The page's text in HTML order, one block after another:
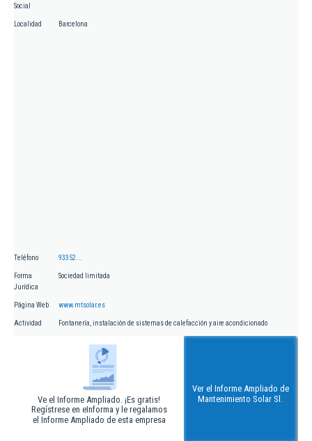
Social
Localidad Barcelona
Teléfono 93352...
Forma
Jurídica
Sociedad limitada
Página Web www.mtsolar.es
Actividad Fontanería, instalación de sistemas de calefacción y aire acondicionado
Ve el Informe Ampliado. ¡Es gratis!
Regístrese en eInforma y le regalamos
el Informe Ampliado de esta empresa
Ver el Informe Ampliado de
Mantenimiento Solar Sl.